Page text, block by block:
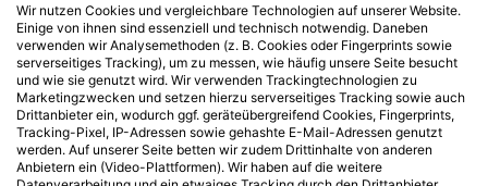
Wir nutzen Cookies und vergleichbare Technologien auf unserer Website.
Einige von ihnen sind essenziell und technisch notwendig. Daneben
verwenden wir Analysemethoden (z. B. Cookies oder Fingerprints sowie
serverseitiges Tracking), um zu messen, wie häufig unsere Seite besucht
und wie sie genutzt wird. Wir verwenden Trackingtechnologien zu
Marketingzwecken und setzen hierzu serverseitiges Tracking sowie auch
Drittanbieter ein, wodurch ggf. geräteübergreifend Cookies, Fingerprints,
Tracking-Pixel, IP-Adressen sowie gehashte E-Mail-Adressen genutzt
werden. Auf unserer Seite betten wir zudem Drittinhalte von anderen
Anbietern ein (Video-Plattformen). Wir haben auf die weitere